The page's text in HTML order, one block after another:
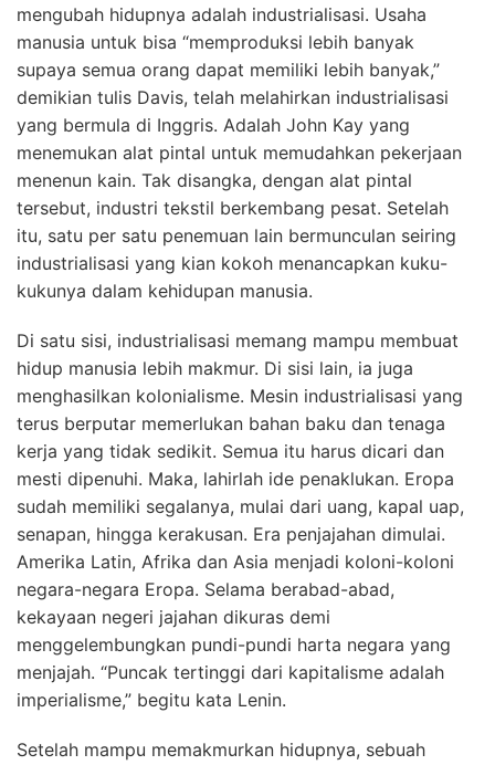
mengubah hidupnya adalah industrialisasi. Usaha
manusia untuk bisa “memproduksi lebih banyak
supaya semua orang dapat memiliki lebih banyak,”
demikian tulis Davis, telah melahirkan industrialisasi
yang bermula di Inggris. Adalah John Kay yang
menemukan alat pintal untuk memudahkan pekerjaan
menenun kain. Tak disangka, dengan alat pintal
tersebut, industri tekstil berkembang pesat. Setelah
itu, satu per satu penemuan lain bermunculan seiring
industrialisasi yang kian kokoh menancapkan kuku-
kukunya dalam kehidupan manusia.
Di satu sisi, industrialisasi memang mampu membuat
hidup manusia lebih makmur. Di sisi lain, ia juga
menghasilkan kolonialisme. Mesin industrialisasi yang
terus berputar memerlukan bahan baku dan tenaga
kerja yang tidak sedikit. Semua itu harus dicari dan
mesti dipenuhi. Maka, lahirlah ide penaklukan. Eropa
sudah memiliki segalanya, mulai dari uang, kapal uap,
senapan, hingga kerakusan. Era penjajahan dimulai.
Amerika Latin, Afrika dan Asia menjadi koloni-koloni
negara-negara Eropa. Selama berabad-abad,
kekayaan negeri jajahan dikuras demi
menggelembungkan pundi-pundi harta negara yang
menjajah. “Puncak tertinggi dari kapitalisme adalah
imperialisme,” begitu kata Lenin.
Setelah mampu memakmurkan hidupnya, sebuah